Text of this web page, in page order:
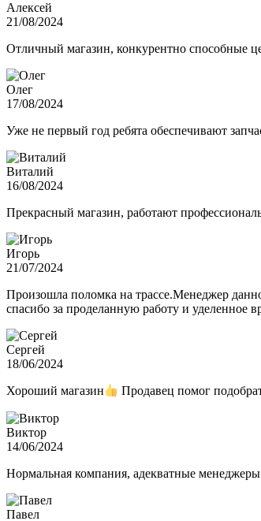
Алексей
21/08/2024
Отличный магазин, конкурентно способные
Олег
17/08/2024
Уже не первый год ребята обеспечивают
Виталий
16/08/2024
Прекрасный магазин, работают
Игорь
21/07/2024
Произошла поломка на трассе.Менеджер
спасибо за проделанную работу и уделенное
Сергей
18/06/2024
Хороший магазин Продавец помог
Виктор
14/06/2024
Нормальная компания, адекватные
Павел